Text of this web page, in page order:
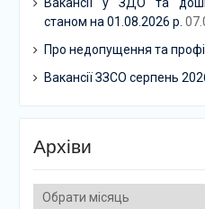
станом на 01.08.2026 р.
Про недопущення та
Вакансії ЗЗСО серпень
Архіви
Архіви